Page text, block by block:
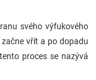
svého výfukového
vřít a po dopadu
proces se nazývá